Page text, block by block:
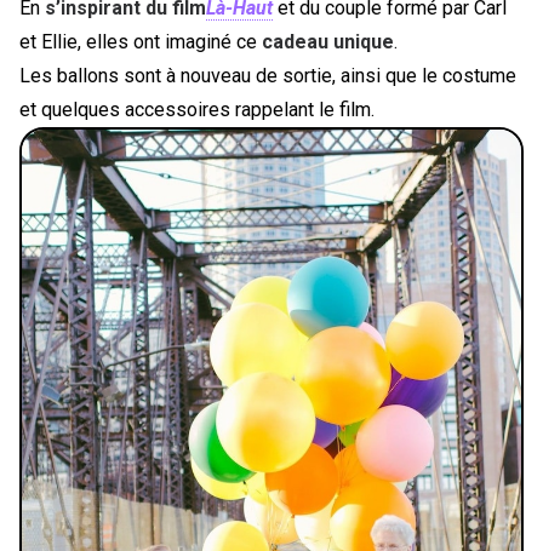
En s’inspirant du filmLà-Hautet du couple formé par Carl
et Ellie, elles ont imaginé ce cadeau unique.
Les ballons sont à nouveau de sortie, ainsi que le costume
et quelques accessoires rappelant le film.